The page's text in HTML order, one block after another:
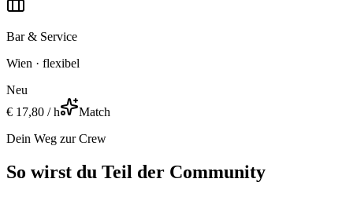
Bar & Service
Wien · flexibel
Neu
€ 17,80 / h
Match
Dein Weg zur Crew
So wirst du Teil der Community